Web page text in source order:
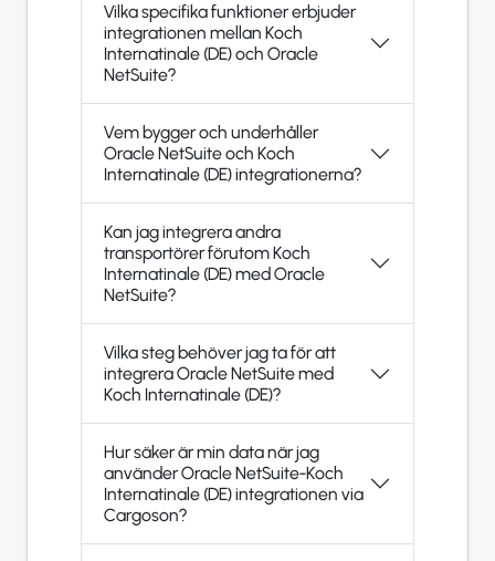
Vilka specifika funktioner erbjuder
integrationen mellan Koch
Internatinale (DE) och Oracle
NetSuite?
Vem bygger och underhåller
Oracle NetSuite och Koch
Internatinale (DE) integrationerna?
Kan jag integrera andra
transportörer förutom Koch
Internatinale (DE) med Oracle
NetSuite?
Vilka steg behöver jag ta för att
integrera Oracle NetSuite med
Koch Internatinale (DE)?
Hur säker är min data när jag
använder Oracle NetSuite-Koch
Internatinale (DE) integrationen via
Cargoson?